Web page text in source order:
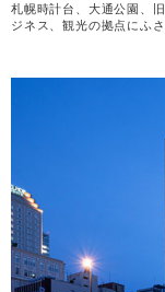
札幌時計台、大通公園、
ジネス、観光の拠点にふ